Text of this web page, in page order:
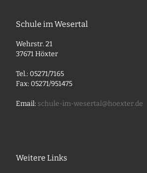
Schule im Wesertal
Wehrstr. 21
37671 Höxter
Tel.: 05271/7165
Fax: 05271/951475
Email: schule-im-wesertal@hoexter.de
Weitere Links